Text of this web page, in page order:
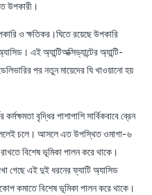
উপকারী।
ও ক্ষতিকর।ঘিতে রয়েছে উপকারি
এই অ্যান্টিঅক্সিড্যান্টের অ্যান্টি-
পর নতুন মায়েদের ঘি খাওয়ানো হয়
কর্মক্ষমতা বৃদ্ধির পাশাপাশি সার্বিকবাবে ব্রেন
চলে। আসলে এত উপস্থিত ওমাগা- ৬
বিশেষ ভূমিকা পালন করে থাকে।
গেছে এই দুই ধরনের ফ্যাটি অ্যাসিড
কমাতে বিশেষ ভূমিকা পালন করে থাকে।